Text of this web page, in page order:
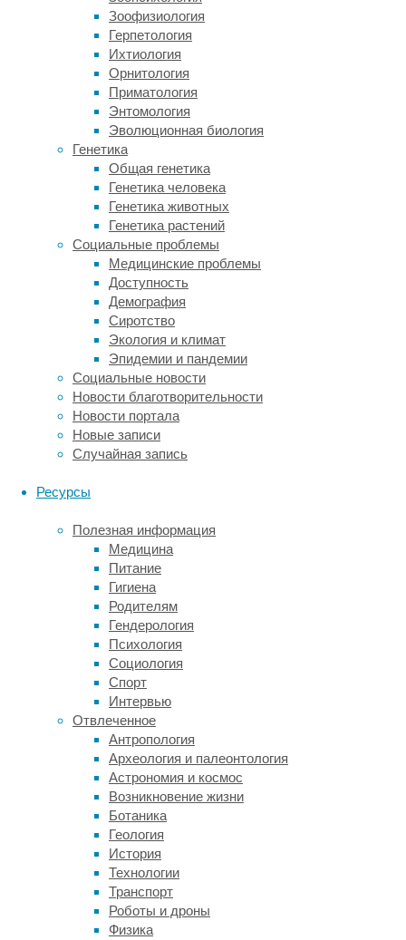
Зоофизиология
Герпетология
Ихтиология
Орнитология
Приматология
Энтомология
Эволюционная биология
Генетика
Общая генетика
Генетика человека
Генетика животных
Генетика растений
Социальные проблемы
Медицинские проблемы
Доступность
Демография
Сиротство
Экология и климат
Эпидемии и пандемии
Социальные новости
Новости благотворительности
Новости портала
Новые записи
Случайная запись
Ресурсы
Полезная информация
Медицина
Питание
Гигиена
Родителям
Гендерология
Психология
Социология
Спорт
Интервью
Отвлеченное
Антропология
Археология и палеонтология
Астрономия и космос
Возникновение жизни
Ботаника
Геология
История
Технологии
Транспорт
Роботы и дроны
Физика
явления,
которые
на
первый
взгляд
кажутся
нелогичными.
Исследователи
Копенгагенского
университета
Дании
изучили,
геном
человека
связан
его
литературными
предпочтениями.
Для
этого
проанализировали
о
том,
какие
книги
2021
году
брали
всех
публичных
библиотеках
страны
бумажном,
электронном,